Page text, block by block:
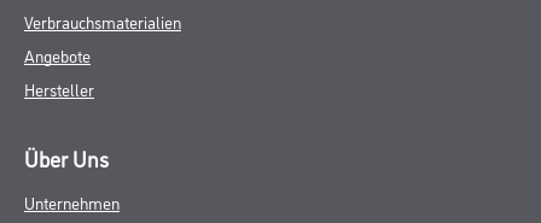
Verbrauchsmaterialien
Angebote
Hersteller
Über Uns
Unternehmen